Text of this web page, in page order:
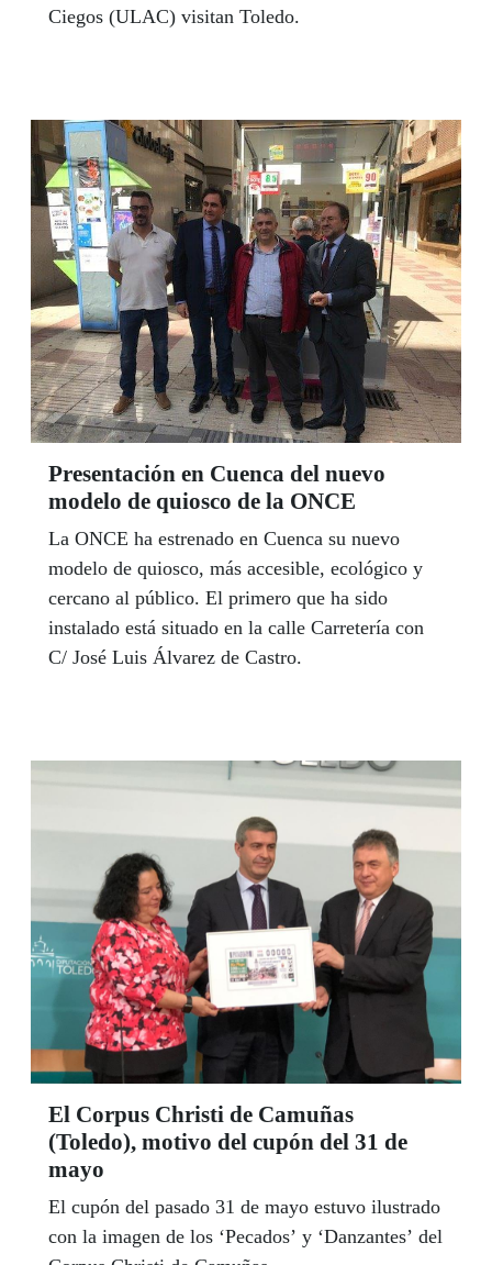
Ciegos (ULAC) visitan Toledo.
Presentación en Cuenca del nuevo
modelo de quiosco de la ONCE
La ONCE ha estrenado en Cuenca su nuevo
modelo de quiosco, más accesible, ecológico y
cercano al público. El primero que ha sido
instalado está situado en la calle Carretería con
C/ José Luis Álvarez de Castro.
El Corpus Christi de Camuñas
(Toledo), motivo del cupón del 31 de
mayo
El cupón del pasado 31 de mayo estuvo ilustrado
con la imagen de los ‘Pecados’ y ‘Danzantes’ del